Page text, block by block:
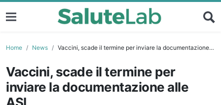
Home News Vaccini, scade il termine per inviare la documentazione alle ASL
Vaccini, scade il termine per
inviare la documentazione alle